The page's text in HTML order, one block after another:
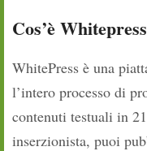
Cos’è Whitepress
WhitePress è una
l’intero processo di
contenuti testuali in
inserzionista, puoi